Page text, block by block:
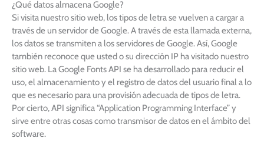
¿Qué datos almacena Google?
Si visita nuestro sitio web, los tipos de letra se vuelven a cargar a
través de un servidor de Google. A través de esta llamada externa,
los datos se transmiten a los servidores de Google. Así, Google
también reconoce que usted o su dirección IP ha visitado nuestro
sitio web. La Google Fonts API se ha desarrollado para reducir el
uso, el almacenamiento y el registro de datos del usuario final a lo
que es necesario para una provisión adecuada de tipos de letra.
Por cierto, API significa “Application Programming Interface” y
sirve entre otras cosas como transmisor de datos en el ámbito del
software.